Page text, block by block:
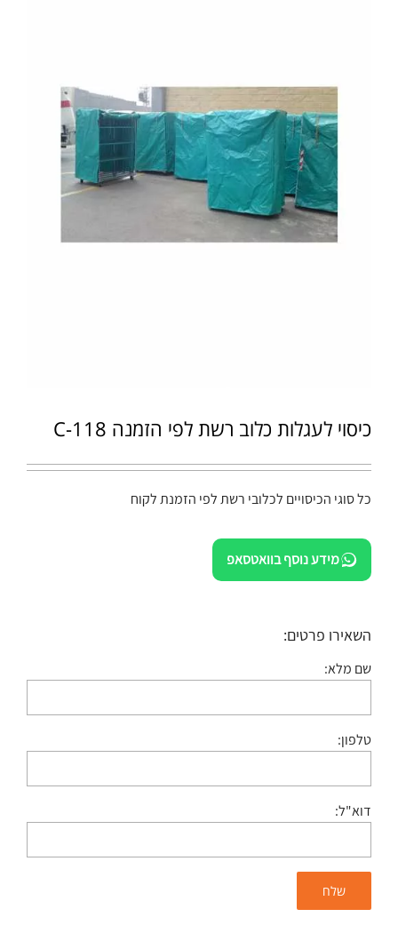
כיסוי לעגלות כלוב רשת לפי הזמנה C-118
כל סוגי הכיסויים לכלובי רשת לפי הזמנת לקוח
מידע נוסף בוואטסאפ
השאירו פרטים:
שם מלא:
טלפון:
דוא"ל: